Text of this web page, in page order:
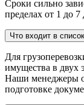
Сроки сильно
пределах от 1 до 7
Что входит в
Для
имущества в двух
Наши менеджеры
подготовке